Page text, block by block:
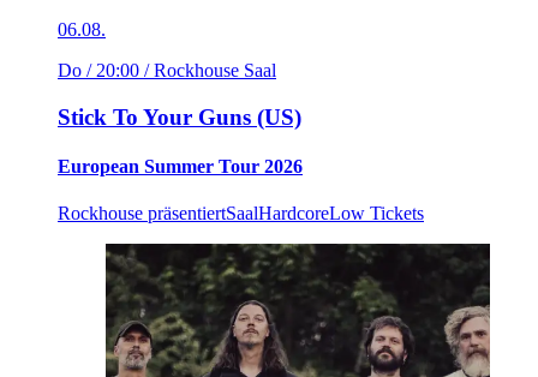
06.08.
Do / 20:00 / Rockhouse Saal
Stick To Your Guns (US)
European Summer Tour 2026
Rockhouse präsentiertSaalHardcoreLow Tickets